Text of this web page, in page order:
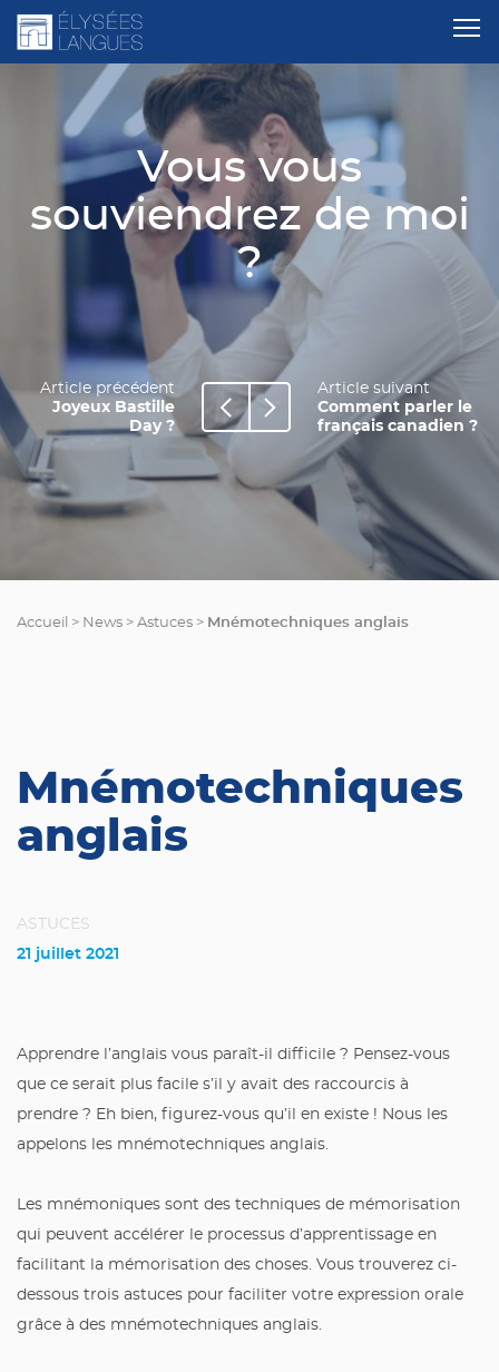
Vous vous
souviendrez de moi
?
Article précédent
Joyeux Bastille
Day ?
Article suivant
Comment parler le
français canadien ?
Accueil > News > Astuces > Mnémotechniques anglais
Mnémotechniques
anglais
ASTUCES
21 juillet 2021
Apprendre l’anglais vous paraît-il difficile ? Pensez-vous
que ce serait plus facile s’il y avait des raccourcis à
prendre ? Eh bien, figurez-vous qu’il en existe ! Nous les
appelons les mnémotechniques anglais.
Les mnémoniques sont des techniques de mémorisation
qui peuvent accélérer le processus d’apprentissage en
facilitant la mémorisation des choses. Vous trouverez ci-
dessous trois astuces pour faciliter votre expression orale
grâce à des mnémotechniques anglais.